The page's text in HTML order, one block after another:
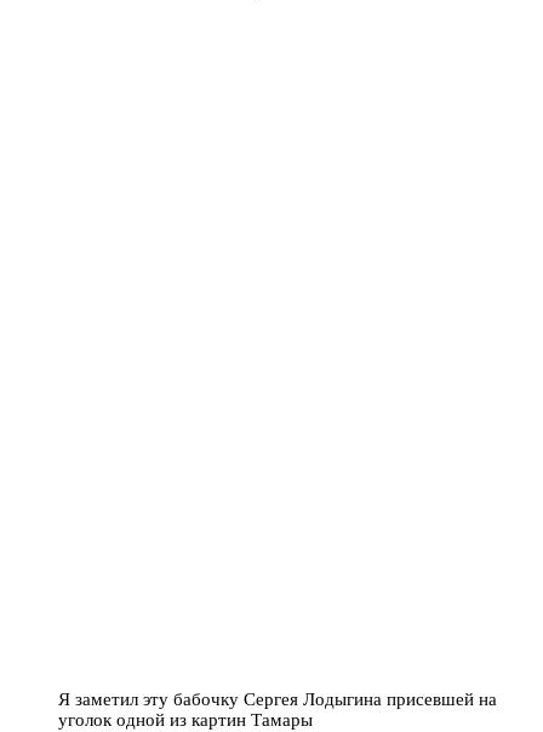
Я заметил эту бабочку Сергея Лодыгина присевшей на
уголок одной из картин Тамары